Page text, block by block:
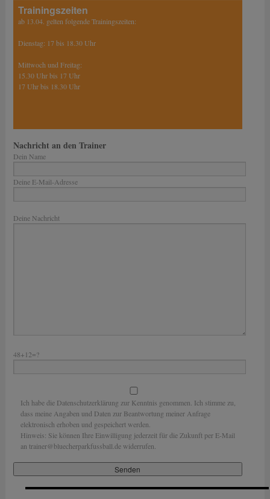
Trainingszeiten
ab 13.04. gelten folgende Trainingszeiten:
Dienstag: 17 bis 18.30 Uhr
Mittwoch und Freitag:
15.30 Uhr bis 17 Uhr
17 Uhr bis 18.30 Uhr
Nachricht an den Trainer
Dein Name
Deine E-Mail-Adresse
Deine Nachricht
48+12=?
Ich habe die Datenschutzerklärung zur Kenntnis genommen. Ich stimme zu,
dass meine Angaben und Daten zur Beantwortung meiner Anfrage
elektronisch erhoben und gespeichert werden.
Hinweis: Sie können Ihre Einwilligung jederzeit für die Zukunft per E-Mail
an trainer@bluecherparkfussball.de widerrufen.